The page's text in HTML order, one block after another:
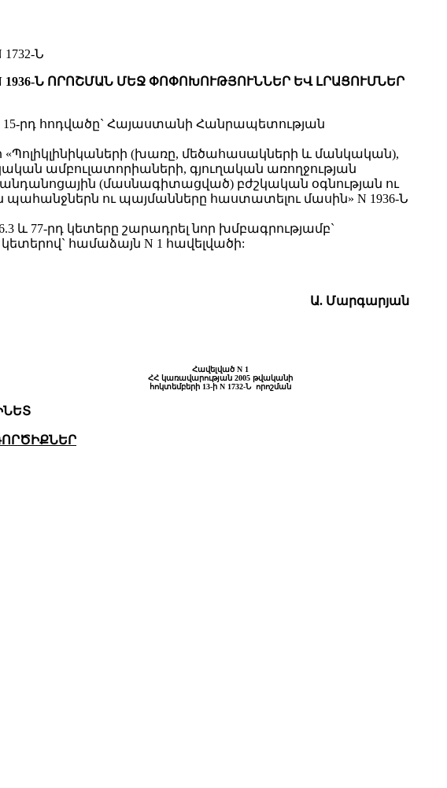
Ն
Ն ՈՐՈՇՄԱՆ ՄԵՋ ՓՈՓՈԽՈՒԹՅՈՒՆՆԵՐ ԵՎ ԼՐԱՑՈՒՄՆԵՐ
15-րդ հոդվածը` Հայաստանի Հանրապետության
(խառը, մեծահասակների և մանկական),
ամբուլատորիաների, գյուղական առողջության
(մասնագիտացված) բժշկական օգնության ու
ու պայմանները հաստատելու մասին» N 1936-Ն
76.3 և 77-րդ կետերը շարադրել նոր խմբագրությամբ`
կետերով` համաձայն N 1 հավելվածի:
Ա. Մարգարյան
Հավելված N 1
ՀՀ կառավարության 2005 թվականի
հոկտեմբերի 13-ի N 1732-Ն որոշման